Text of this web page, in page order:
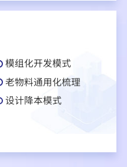
模组化开发模式
老物料通用化梳理
设计降本模式